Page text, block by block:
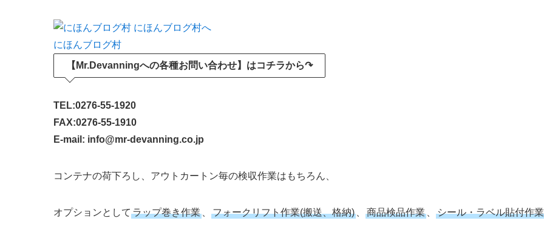
にほんブログ村
【Mr.Devanningへの各種お問い合わせ】はコチラから↷
TEL:0276-55-1920
FAX:0276-55-1910
E-mail: info@mr-devanning.co.jp
コンテナの荷下ろし、アウトカートン毎の検収作業はもちろん、
オプションとして ラップ巻き作業 フォークリフト作業(搬送、格納) 商品検品作業 シール・ラベル貼付作業